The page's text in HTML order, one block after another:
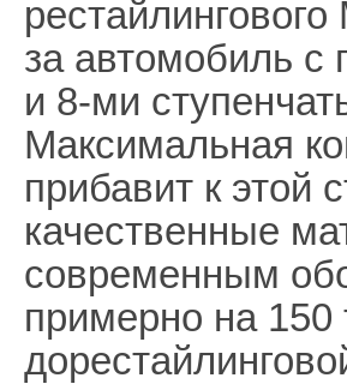
за автомобиль
и 8-ми
Максимальная
прибавит к этой
качественные
современным
примерно на